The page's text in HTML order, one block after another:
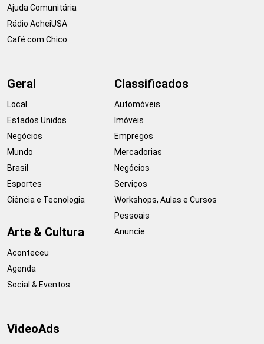
Ajuda Comunitária
Rádio AcheiUSA
Café com Chico
Geral
Local
Estados Unidos
Negócios
Mundo
Brasil
Esportes
Ciência e Tecnologia
Arte & Cultura
Aconteceu
Agenda
Social & Eventos
Classificados
Automóveis
Imóveis
Empregos
Mercadorias
Negócios
Serviços
Workshops, Aulas e Cursos
Pessoais
Anuncie
VideoAds